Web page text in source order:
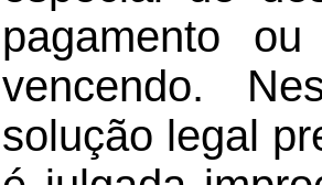
pagamento
vencendo.
solução legal